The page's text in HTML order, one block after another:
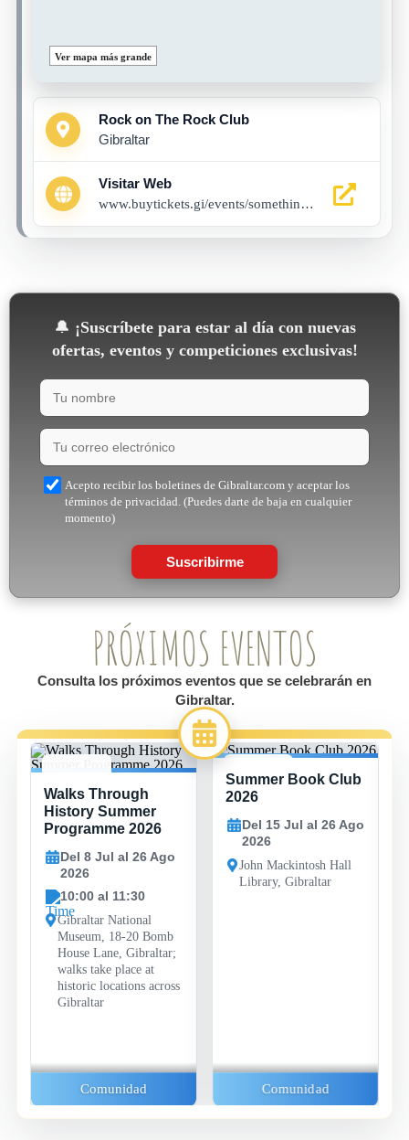
Ver mapa más grande
Rock on The Rock Club
Gibraltar
Visitar Web
www.buytickets.gi/events/something-about-the-sun-matt-jess-at-rock-on-the-rock-1188
🔔 ¡Suscríbete para estar al día con nuevas
ofertas, eventos y competiciones exclusivas!
Acepto recibir los boletines de Gibraltar.com y aceptar los
términos de privacidad. (Puedes darte de baja en cualquier
momento)
Suscribirme
PRÓXIMOS EVENTOS
Consulta los próximos eventos que se celebrarán en
Gibraltar.
26 AGO
Walks Through
History Summer
Programme 2026
Del 8 Jul al 26 Ago
2026
10:00 al 11:30
Gibraltar National
Museum, 18-20 Bomb
House Lane, Gibraltar;
walks take place at
historic locations across
Gibraltar
Comunidad
15 JUL -
26 AGO
Summer Book Club
2026
Del 15 Jul al 26 Ago
2026
John Mackintosh Hall
Library, Gibraltar
Comunidad